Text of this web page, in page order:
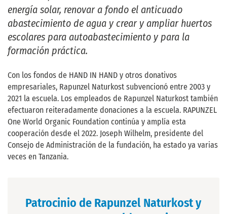
energía solar, renovar a fondo el anticuado
abastecimiento de agua y crear y ampliar huertos
escolares para autoabastecimiento y para la
formación práctica.
Con los fondos de HAND IN HAND y otros donativos
empresariales, Rapunzel Naturkost subvencionó entre 2003 y
2021 la escuela. Los empleados de Rapunzel Naturkost también
efectuaron reiteradamente donaciones a la escuela. RAPUNZEL
One World Organic Foundation continúa y amplía esta
cooperación desde el 2022. Joseph Wilhelm, presidente del
Consejo de Administración de la fundación, ha estado ya varias
veces en Tanzania.
Patrocinio de Rapunzel Naturkost y